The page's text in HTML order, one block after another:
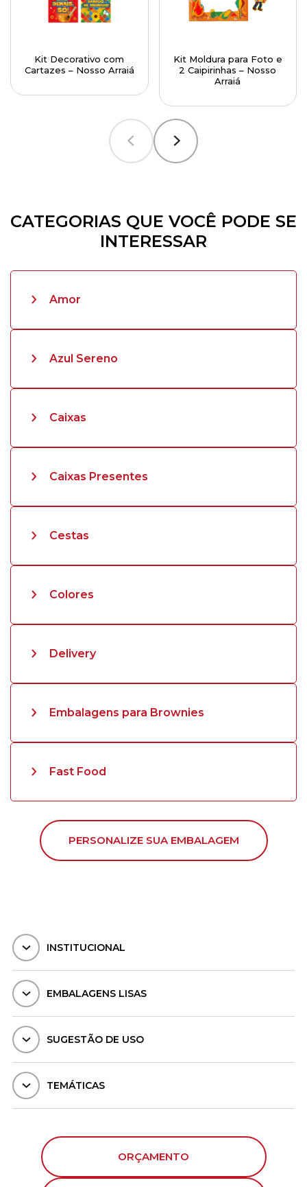
Kit Decorativo com
Cartazes – Nosso Arraiá
Kit Moldura para Foto e
2 Caipirinhas – Nosso
Arraiá
CATEGORIAS QUE VOCÊ PODE SE
INTERESSAR
Amor
Azul Sereno
Caixas
Caixas Presentes
Cestas
Colores
Delivery
Embalagens para Brownies
Fast Food
PERSONALIZE SUA EMBALAGEM
INSTITUCIONAL
EMBALAGENS LISAS
SUGESTÃO DE USO
TEMÁTICAS
ORÇAMENTO